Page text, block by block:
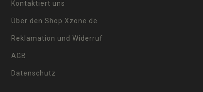
Kontaktiert uns
Über den Shop Xzone.de
Reklamation und Widerruf
AGB
Datenschutz